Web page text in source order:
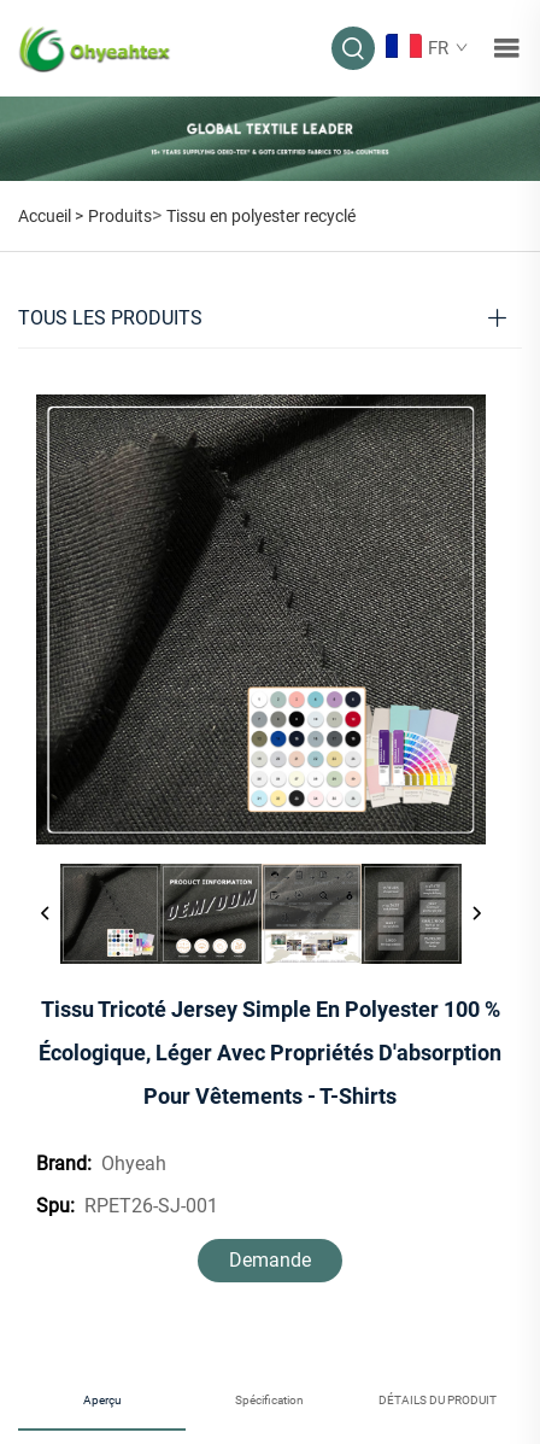
FR
Accueil > Produits> Tissu en polyester recyclé
TOUS LES PRODUITS
Tissu Tricoté Jersey Simple En Polyester 100 %
Écologique, Léger Avec Propriétés D'absorption
Pour Vêtements - T-Shirts
Brand: Ohyeah
Spu: RPET26-SJ-001
Demande
Aperçu Spécification DÉTAILS DU PRODUIT